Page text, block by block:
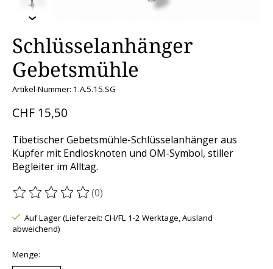
Schlüsselanhänger
Gebetsmühle
Artikel-Nummer: 1.A.5.15.SG
CHF 15,50
Tibetischer Gebetsmühle-Schlüsselanhänger aus
Kupfer mit Endlosknoten und OM-Symbol, stiller
Begleiter im Alltag.
Die Bewertung dieses Produkts ist
(0)
Auf Lager (Lieferzeit: CH/FL 1-2 Werktage, Ausland
abweichend)
Menge: